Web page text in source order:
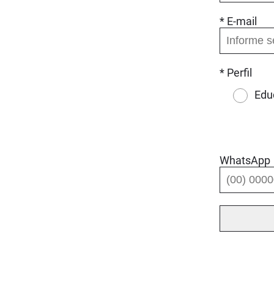
* E-mail
* Perfil
WhatsApp